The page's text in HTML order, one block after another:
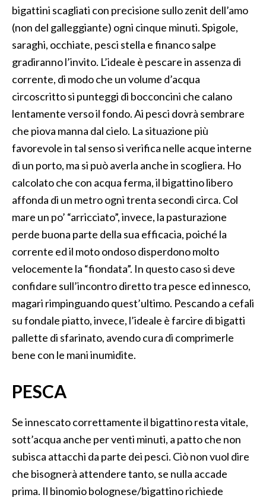
bigattini scagliati con precisione sullo zenit dell’amo
(non del galleggiante) ogni cinque minuti. Spigole,
saraghi, occhiate, pesci stella e financo salpe
gradiranno l’invito. L’ideale è pescare in assenza di
corrente, di modo che un volume d’acqua
circoscritto si punteggi di bocconcini che calano
lentamente verso il fondo. Ai pesci dovrà sembrare
che piova manna dal cielo. La situazione più
favorevole in tal senso si verifica nelle acque interne
di un porto, ma si può averla anche in scogliera. Ho
calcolato che con acqua ferma, il bigattino libero
affonda di un metro ogni trenta secondi circa. Col
mare un po’ “arricciato”, invece, la pasturazione
perde buona parte della sua efficacia, poiché la
corrente ed il moto ondoso disperdono molto
velocemente la “fiondata”. In questo caso si deve
confidare sull’incontro diretto tra pesce ed innesco,
magari rimpinguando quest’ultimo. Pescando a cefali
su fondale piatto, invece, l’ideale è farcire di bigatti
pallette di sfarinato, avendo cura di comprimerle
bene con le mani inumidite.
PESCA
Se innescato correttamente il bigattino resta vitale,
sott’acqua anche per venti minuti, a patto che non
subisca attacchi da parte dei pesci. Ciò non vuol dire
che bisognerà attendere tanto, se nulla accade
prima. Il binomio bolognese/bigattino richiede